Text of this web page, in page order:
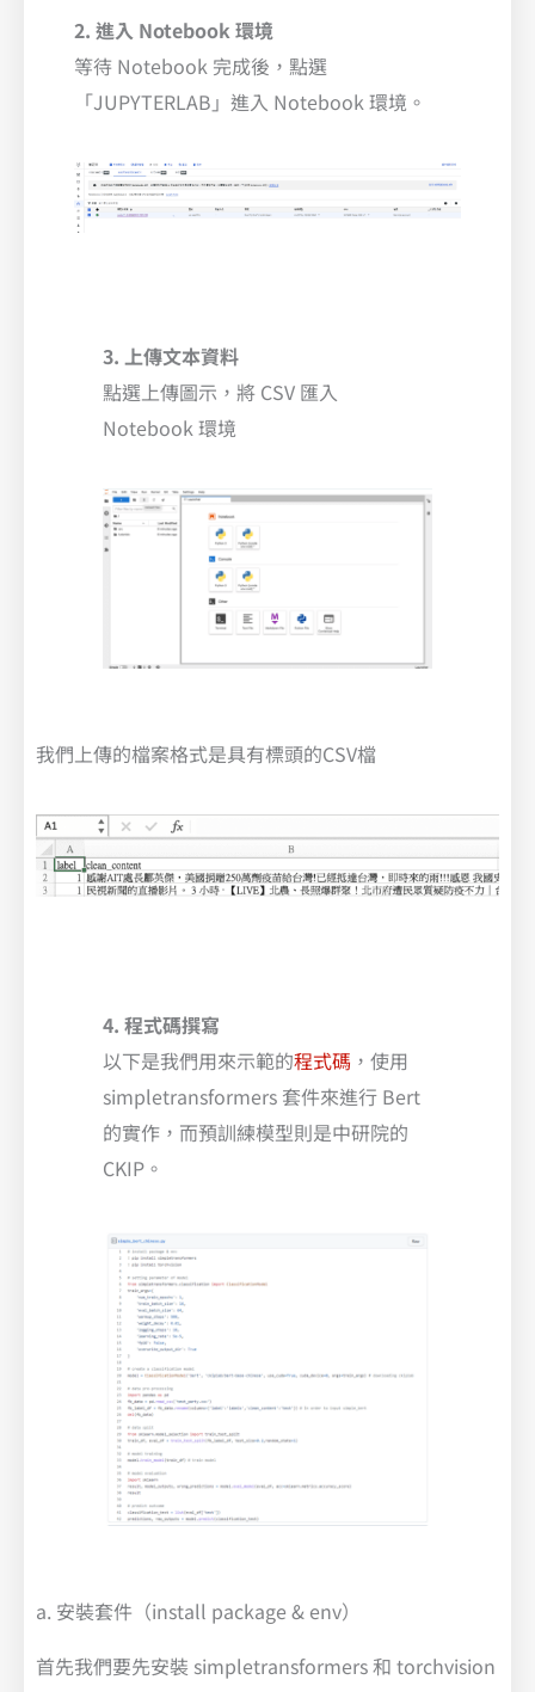
2. 進入 Notebook 環境
等待 Notebook 完成後，點選
「JUPYTERLAB」進入 Notebook 環境。
3. 上傳文本資料
點選上傳圖示，將 CSV 匯入
Notebook 環境
我們上傳的檔案格式是具有標頭的CSV檔
4. 程式碼撰寫
以下是我們用來示範的程式碼 ，使用
simpletransformers 套件來進行 Bert
的實作，而預訓練模型則是中研院的
CKIP。
a. 安裝套件（install package & env）
首先我們要先安裝 simpletransformers 和 torchvision